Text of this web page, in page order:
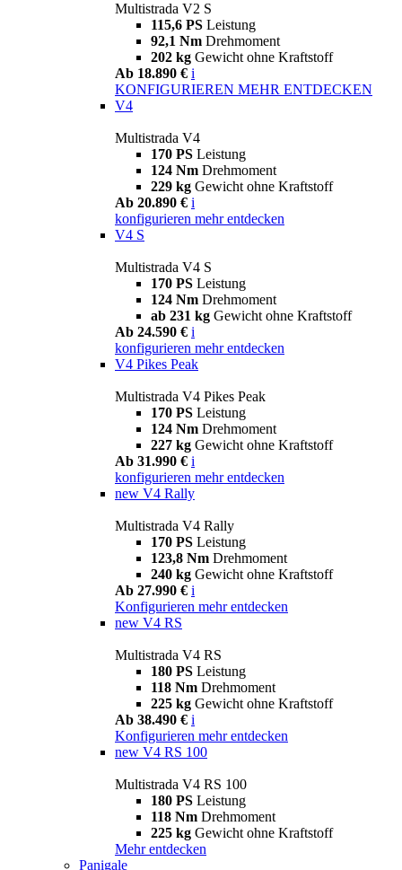
Multistrada V2 S
115,6 PS Leistung
92,1 Nm Drehmoment
202 kg Gewicht ohne Kraftstoff
Ab 18.890 € i
KONFIGURIEREN MEHR ENTDECKEN
V4
Multistrada V4
170 PS Leistung
124 Nm Drehmoment
229 kg Gewicht ohne Kraftstoff
Ab 20.890 € i
konfigurieren mehr entdecken
V4 S
Multistrada V4 S
170 PS Leistung
124 Nm Drehmoment
ab 231 kg Gewicht ohne Kraftstoff
Ab 24.590 € i
konfigurieren mehr entdecken
V4 Pikes Peak
Multistrada V4 Pikes Peak
170 PS Leistung
124 Nm Drehmoment
227 kg Gewicht ohne Kraftstoff
Ab 31.990 € i
konfigurieren mehr entdecken
new V4 Rally
Multistrada V4 Rally
170 PS Leistung
123,8 Nm Drehmoment
240 kg Gewicht ohne Kraftstoff
Ab 27.990 € i
Konfigurieren mehr entdecken
new V4 RS
Multistrada V4 RS
180 PS Leistung
118 Nm Drehmoment
225 kg Gewicht ohne Kraftstoff
Ab 38.490 € i
Konfigurieren mehr entdecken
new V4 RS 100
Multistrada V4 RS 100
180 PS Leistung
118 Nm Drehmoment
225 kg Gewicht ohne Kraftstoff
Mehr entdecken
Panigale